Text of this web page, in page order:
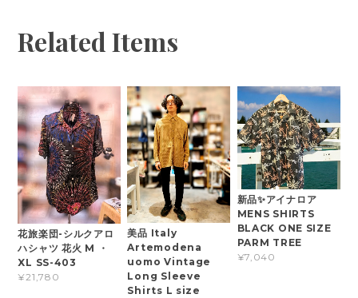
Related Items
花旅楽団-シルクアロ
ハシャツ 花火 M ・
XL SS-403
¥21,780
美品 Italy
Artemodena
uomo Vintage
Long Sleeve
Shirts L size
新品✨アイナロア
MENS SHIRTS
BLACK ONE SIZE
PARM TREE
¥7,040